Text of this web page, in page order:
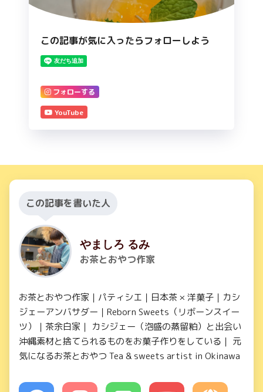
この記事が気に入ったらフォローしよう
フォローする
YouTube
この記事を書いた人
やましろ るみ
お茶とおやつ作家
お茶とおやつ作家｜パティシエ｜日本茶 × 洋菓子｜カシ
ジェーアンバサダー｜Reborn Sweets（リボーンスイー
ツ）｜茶余白家｜ カシジェー（泡盛の蒸留粕）と出会い
沖縄素材と捨てられるものをお菓子作りをしている｜ 元
気になるお茶とおやつ Tea & sweets artist in Okinawa